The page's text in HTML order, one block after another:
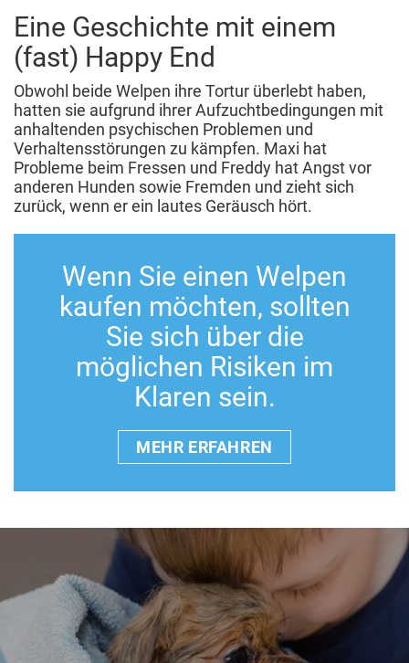
Eine Geschichte mit einem
(fast) Happy End
Obwohl beide Welpen ihre Tortur überlebt haben,
hatten sie aufgrund ihrer Aufzuchtbedingungen mit
anhaltenden psychischen Problemen und
Verhaltensstörungen zu kämpfen. Maxi hat
Probleme beim Fressen und Freddy hat Angst vor
anderen Hunden sowie Fremden und zieht sich
zurück, wenn er ein lautes Geräusch hört.
Wenn Sie einen Welpen
kaufen möchten, sollten
Sie sich über die
möglichen Risiken im
Klaren sein.
MEHR ERFAHREN